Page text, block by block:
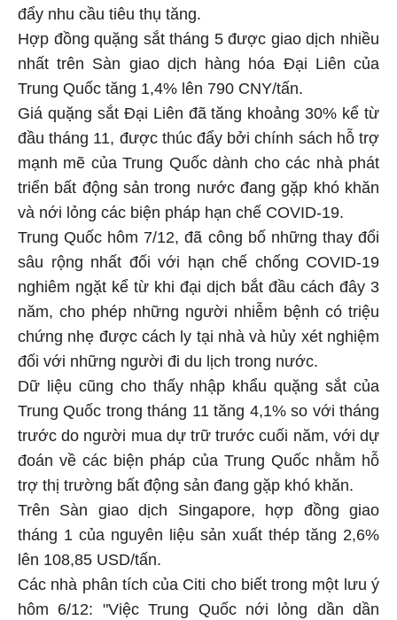
đẩy nhu cầu tiêu thụ tăng.
Hợp đồng quặng sắt tháng 5 được giao dịch nhiều
nhất trên Sàn giao dịch hàng hóa Đại Liên của
Trung Quốc tăng 1,4% lên 790 CNY/tấn.
Giá quặng sắt Đại Liên đã tăng khoảng 30% kể từ
đầu tháng 11, được thúc đẩy bởi chính sách hỗ trợ
mạnh mẽ của Trung Quốc dành cho các nhà phát
triển bất động sản trong nước đang gặp khó khăn
và nới lỏng các biện pháp hạn chế COVID-19.
Trung Quốc hôm 7/12, đã công bố những thay đổi
sâu rộng nhất đối với hạn chế chống COVID-19
nghiêm ngặt kể từ khi đại dịch bắt đầu cách đây 3
năm, cho phép những người nhiễm bệnh có triệu
chứng nhẹ được cách ly tại nhà và hủy xét nghiệm
đối với những người đi du lịch trong nước.
Dữ liệu cũng cho thấy nhập khẩu quặng sắt của
Trung Quốc trong tháng 11 tăng 4,1% so với tháng
trước do người mua dự trữ trước cuối năm, với dự
đoán về các biện pháp của Trung Quốc nhằm hỗ
trợ thị trường bất động sản đang gặp khó khăn.
Trên Sàn giao dịch Singapore, hợp đồng giao
tháng 1 của nguyên liệu sản xuất thép tăng 2,6%
lên 108,85 USD/tấn.
Các nhà phân tích của Citi cho biết trong một lưu ý
hôm 6/12: "Việc Trung Quốc nới lỏng dần dần